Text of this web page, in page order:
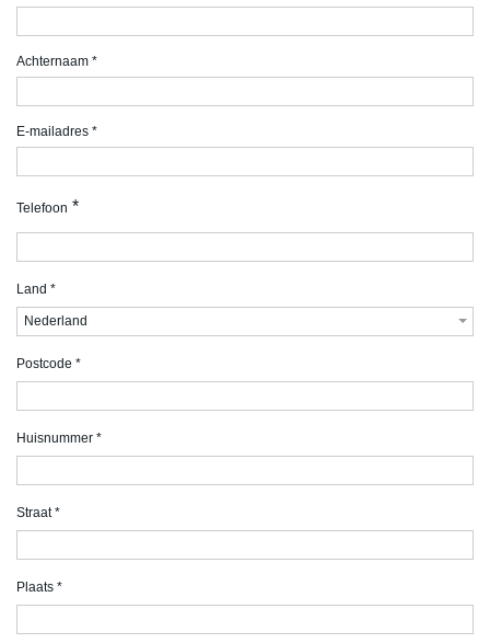
Achternaam *
E-mailadres *
Telefoon *
Land *
Nederland
Postcode *
Huisnummer *
Straat*
Plaats *